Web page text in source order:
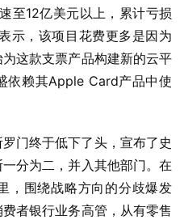
至12亿美元以上，累计亏损
示，该项目花费更多是因为
这款支票产品构建新的云平
依赖其Apple Card产品中使
门终于低下了头，宣布了史
分为二，并入其他部门。在
，围绕战略方向的分歧爆发
者银行业务高管，从有零售